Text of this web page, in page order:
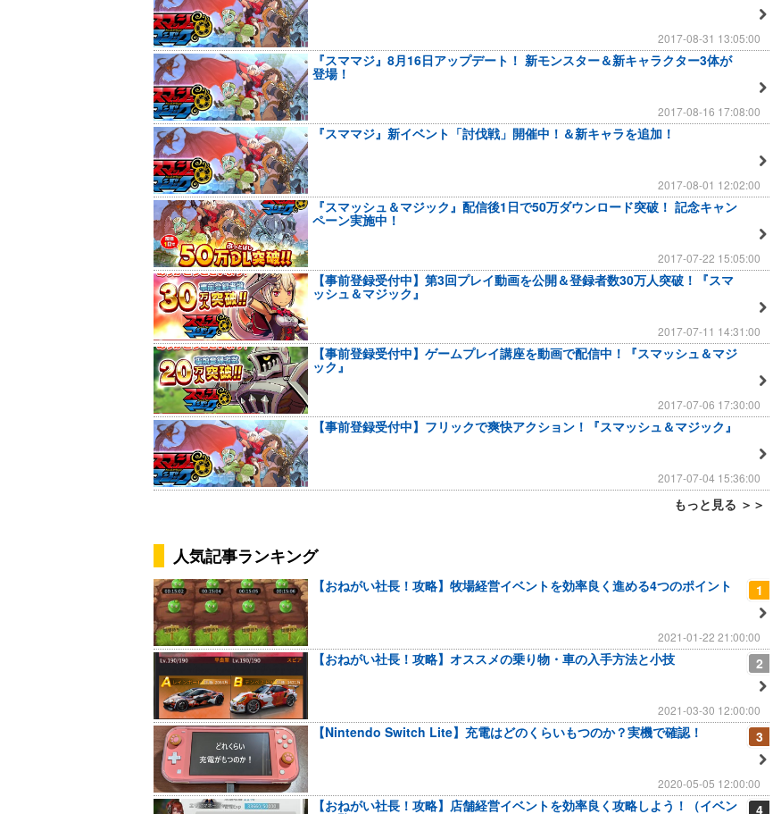
2017-08-31 13:05:00
『スママジ』8月16日アップデート！ 新モンスター＆新キャラクター3体が
登場！
2017-08-16 17:08:00
『スママジ』新イベント「討伐戦」開催中！＆新キャラを追加！
2017-08-01 12:02:00
『スマッシュ＆マジック』配信後1日で50万ダウンロード突破！ 記念キャン
ペーン実施中！
2017-07-22 15:05:00
【事前登録受付中】第3回プレイ動画を公開＆登録者数30万人突破！『スマ
ッシュ＆マジック』
2017-07-11 14:31:00
【事前登録受付中】ゲームプレイ講座を動画で配信中！『スマッシュ＆マジ
ック』
2017-07-06 17:30:00
【事前登録受付中】フリックで爽快アクション！『スマッシュ＆マジック』
2017-07-04 15:36:00
もっと見る ＞＞
人気記事ランキング
1
【おねがい社長！攻略】牧場経営イベントを効率良く進める4つのポイント
2021-01-22 21:00:00
2
【おねがい社長！攻略】オススメの乗り物・車の入手方法と小技
2021-03-30 12:00:00
3
【Nintendo Switch Lite】充電はどのくらいもつのか？実機で確認！
2020-05-05 12:00:00
4
【おねがい社長！攻略】店舗経営イベントを効率良く攻略しよう！（イベン